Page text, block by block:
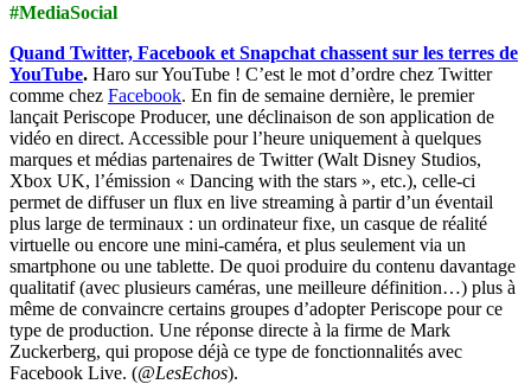
#MediaSocial
Quand Twitter, Facebook et Snapchat chassent sur les terres de
YouTube. Haro sur YouTube ! C’est le mot d’ordre chez Twitter
comme chez Facebook. En fin de semaine dernière, le premier
lançait Periscope Producer, une déclinaison de son application de
vidéo en direct. Accessible pour l’heure uniquement à quelques
marques et médias partenaires de Twitter (Walt Disney Studios,
Xbox UK, l’émission « Dancing with the stars », etc.), celle-ci
permet de diffuser un flux en live streaming à partir d’un éventail
plus large de terminaux : un ordinateur fixe, un casque de réalité
virtuelle ou encore une mini-caméra, et plus seulement via un
smartphone ou une tablette. De quoi produire du contenu davantage
qualitatif (avec plusieurs caméras, une meilleure définition…) plus à
même de convaincre certains groupes d’adopter Periscope pour ce
type de production. Une réponse directe à la firme de Mark
Zuckerberg, qui propose déjà ce type de fonctionnalités avec
Facebook Live. (@LesEchos).